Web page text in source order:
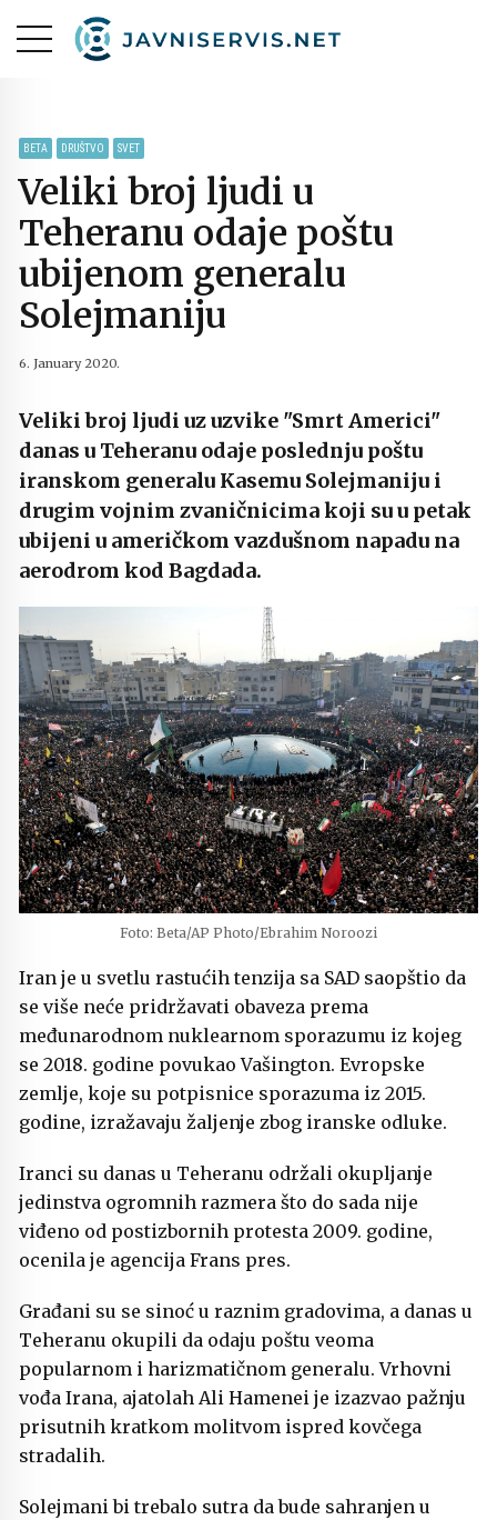
BETA DRUŠTVO SVET
Veliki broj ljudi u
Teheranu odaje poštu
ubijenom generalu
Solejmaniju
6. January 2020.
Veliki broj ljudi uz uzvike "Smrt Americi"
danas u Teheranu odaje poslednju poštu
iranskom generalu Kasemu Solejmaniju i
drugim vojnim zvaničnicima koji su u petak
ubijeni u američkom vazdušnom napadu na
aerodrom kod Bagdada.
Foto: Beta/AP Photo/Ebrahim Noroozi
Iran je u svetlu rastućih tenzija sa SAD saopštio da
se više neće pridržavati obaveza prema
međunarodnom nuklearnom sporazumu iz kojeg
se 2018. godine povukao Vašington. Evropske
zemlje, koje su potpisnice sporazuma iz 2015.
godine, izražavaju žaljenje zbog iranske odluke.
Iranci su danas u Teheranu održali okupljanje
jedinstva ogromnih razmera što do sada nije
viđeno od postizbornih protesta 2009. godine,
ocenila je agencija Frans pres.
Građani su se sinoć u raznim gradovima, a danas u
Teheranu okupili da odaju poštu veoma
popularnom i harizmatičnom generalu. Vrhovni
vođa Irana, ajatolah Ali Hamenei je izazvao pažnju
prisutnih kratkom molitvom ispred kovčega
stradalih.
Solejmani bi trebalo sutra da bude sahranjen u